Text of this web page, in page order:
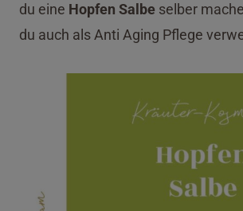
du eine Hopfen Salbe selber
du auch als Anti Aging Pflege